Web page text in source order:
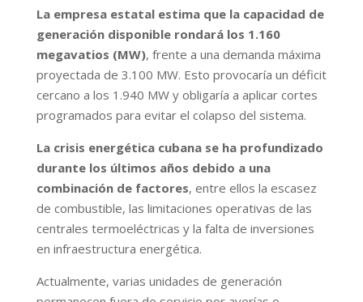
La empresa estatal estima que la capacidad de
generación disponible rondará los 1.160
megavatios (MW), frente a una demanda máxima
proyectada de 3.100 MW. Esto provocaría un déficit
cercano a los 1.940 MW y obligaría a aplicar cortes
programados para evitar el colapso del sistema.
La crisis energética cubana se ha profundizado
durante los últimos años debido a una
combinación de factores, entre ellos la escasez
de combustible, las limitaciones operativas de las
centrales termoeléctricas y la falta de inversiones
en infraestructura energética.
Actualmente, varias unidades de generación